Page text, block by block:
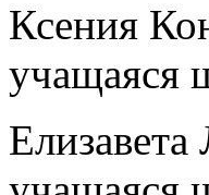
Ксения
учащаяся